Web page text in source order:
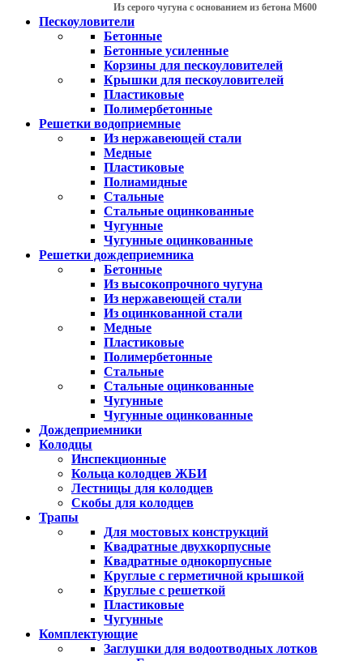
Из серого чугуна с основанием из бетона М600
Пескоуловители
Бетонные
Бетонные усиленные
Корзины для пескоуловителей
Крышки для пескоуловителей
Пластиковые
Полимербетонные
Решетки водоприемные
Из нержавеющей стали
Медные
Пластиковые
Полиамидные
Стальные
Стальные оцинкованные
Чугунные
Чугунные оцинкованные
Решетки дождеприемника
Бетонные
Из высокопрочного чугуна
Из нержавеющей стали
Из оцинкованной стали
Медные
Пластиковые
Полимербетонные
Стальные
Стальные оцинкованные
Чугунные
Чугунные оцинкованные
Дождеприемники
Колодцы
Инспекционные
Кольца колодцев ЖБИ
Лестницы для колодцев
Скобы для колодцев
Трапы
Для мостовых конструкций
Квадратные двухкорпусные
Квадратные однокорпусные
Круглые с герметичной крышкой
Круглые с решеткой
Пластиковые
Чугунные
Комплектующие
Заглушки для водоотводных лотков